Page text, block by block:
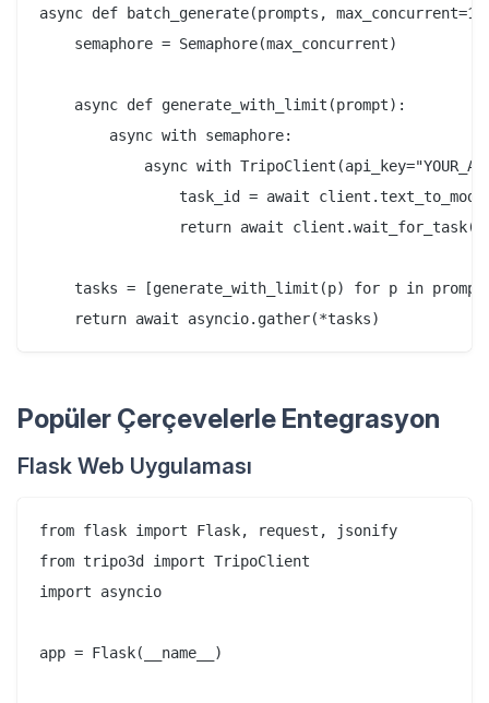
async def batch_generate(prompts,
    semaphore = Semaphore(max_concurrent)
    async def generate_with_limit(prompt):
        async with semaphore:
async with
task_id = await
return await
tasks = [generate_with_limit(p) for p in
Popüler Çerçevelerle Entegrasyon
Flask Web Uygulaması
from flask import Flask, request, jsonify
from tripo3d import TripoClient
import asyncio
app = Flask(__name__)